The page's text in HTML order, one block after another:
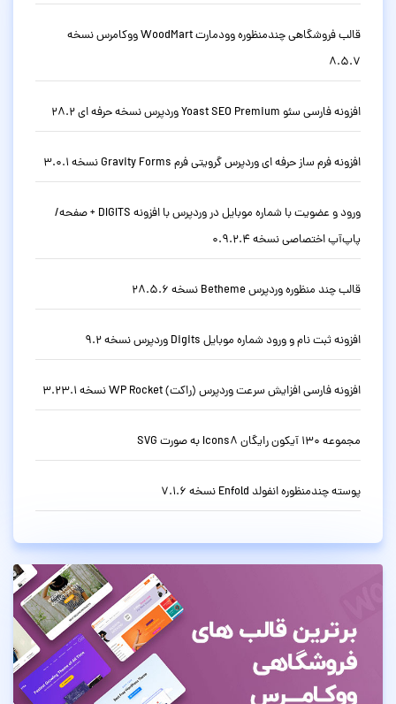
قالب فروشگاهی چندمنظوره وودمارت WoodMart ووکامرس نسخه
8.5.7
افزونه فارسی سئو Yoast SEO Premium وردپرس نسخه حرفه ای 28.2
افزونه فرم ساز حرفه ای وردپرس گرویتی فرم Gravity Forms نسخه 3.0.1
ورود و عضویت با شماره موبایل در وردپرس با افزونه DIGITS + صفحه/
پاپ‌آپ اختصاصی نسخه 0.9.2.4
قالب چند منظوره وردپرس Betheme نسخه 28.5.6
افزونه ثبت نام و ورود شماره موبایل Digits وردپرس نسخه 9.2
افزونه فارسی افزایش سرعت وردپرس (راکت) WP Rocket نسخه 3.23.1
مجموعه 130 آیکون رایگان Icons8 به صورت SVG
پوسته چندمنظوره انفولد Enfold نسخه 7.1.6